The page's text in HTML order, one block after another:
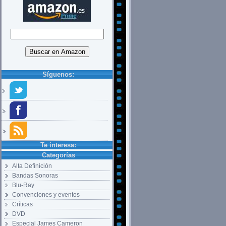
Síguenos:
Te interesa:
Categorías
Alta Definición
Bandas Sonoras
Blu-Ray
Convenciones y eventos
Críticas
DVD
Especial James Cameron